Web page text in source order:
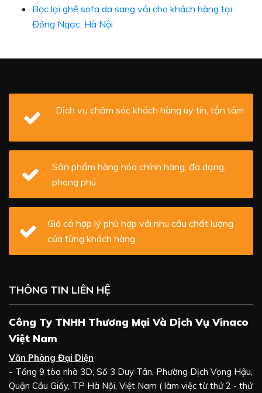
Bọc lại ghế sofa da sang vải cho khách hàng tại
Đông Ngạc, Hà Nội
Dịch vụ chăm sóc khách hàng uy tín, tận tâm
Sản phẩm hàng hóa chính hãng, đa dạng,
phong phú
Giá cả hợp lý phù hợp với nhu cầu chất lượng
của từng khách hàng
THÔNG TIN LIÊN HỆ
Công Ty TNHH Thương Mại Và Dịch Vụ Vinaco
Việt Nam
Văn Phòng Đại Diện
- Tầng 9 tòa nhà 3D, Số 3 Duy Tân, Phường Dịch Vọng Hậu,
Quận Cầu Giấy, TP Hà Nội, Việt Nam ( làm việc từ thứ 2 - thứ